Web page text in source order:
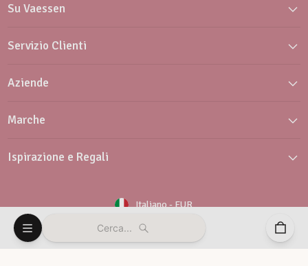
Cerca...
Su Vaessen
Servizio Clienti
Aziende
Marche
Ispirazione e Regali
Italiano-EUR
Newsletter Servizio clienti